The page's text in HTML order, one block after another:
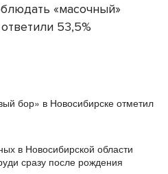
«масочный»
53,5%
бор» в Новосибирске отметил
в Новосибирской области
сразу после рождения